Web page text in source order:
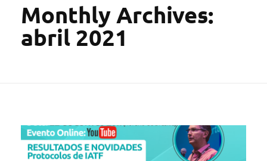
Monthly Archives:
abril 2021